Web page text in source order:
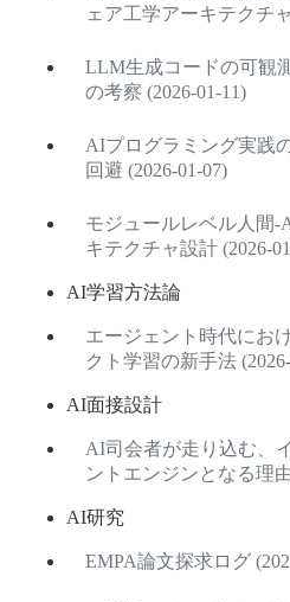
ェア工学アーキテクチ
LLM生成コードの可観
の考察 (2026-01-11)
AIプログラミング実践
回避 (2026-01-07)
モジュールレベル人間-
キテクチャ設計 (2026-
AI学習方法論
エージェント時代にお
クト学習の新手法
AI面接設計
AI司会者が走り込む、
ントエンジンとなる理
AI研究
EMPA論文探求ログ